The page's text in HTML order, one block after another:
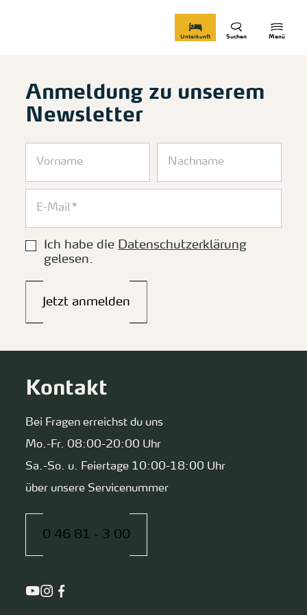
Menü
Suchen
Unterkunft
Anmeldung zu unserem
Newsletter
Ich habe die Datenschutzerklärung
gelesen.
Jetzt anmelden
Kontakt
Bei Fragen erreichst du uns
Mo.-Fr. 08:00-20:00 Uhr
Sa.-So. u. Feiertage 10:00-18:00 Uhr
über unsere Servicenummer
0 46 81 - 3 00